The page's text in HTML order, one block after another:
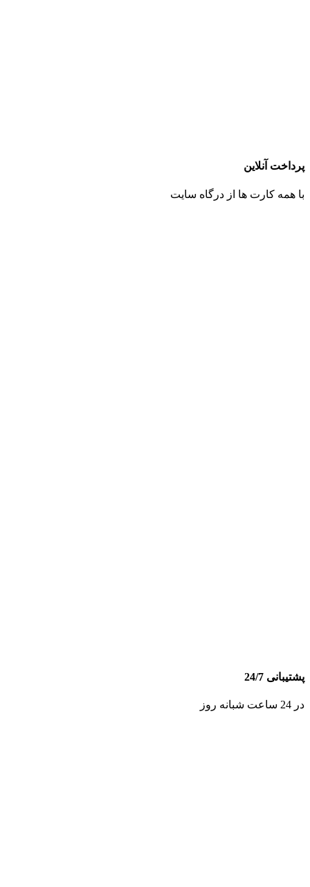
پرداخت آنلاین
با همه کارت ها از درگاه سایت
پشتیبانی 24/7
در 24 ساعت شبانه روز